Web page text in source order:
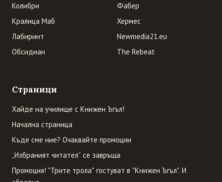
Колибри
Кралица Маб
Лабиринт
Обсидиан
Фабер
Хермес
Newmedia21.eu
The Rebeat
Страници
Хайде на училище с Книжен Ъгъл!
Начална страница
Къде сме ние? Очаквайте промоции
„Избраният читател” се завръща
Промоция! "Трите трола" гостуват в "Книжен Ъгъл". И